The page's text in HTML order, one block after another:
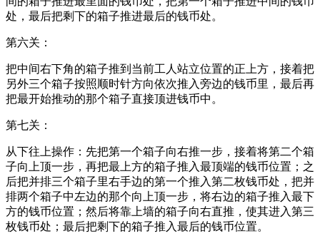
处，最后把剩下的箱子推进最后的钱币处。
第六关：
把中间右下角的箱子推到当前工人站立位置的正上方，接着把
另外三个箱子按照顺时针方向依次推入旁边的钱币里，最后再
把最开始推动的那个箱子直接顶进钱币中。
第七关：
从下往上操作：先把第一个箱子向右推一步，接着将第二个箱
子向上顶一步，再把最上方的箱子推入最顶端的钱币位置；之
后把并排三个箱子里右手边的第一个推入第二枚钱币处，把并
排两个箱子中左边的那个向上顶一步，将右边的箱子推入最下
方的钱币位置；然后将靠上墙的箱子向右直推，使其进入第三
枚钱币处；最后把剩下的箱子推入最后的钱币位置。